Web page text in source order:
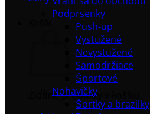
Žiadne produkty v košíku.
Podprsenky
Push-up
Vystužené
Nevystužené
Samodržiace
Športové
Nohavičky
Šortky a brazilky